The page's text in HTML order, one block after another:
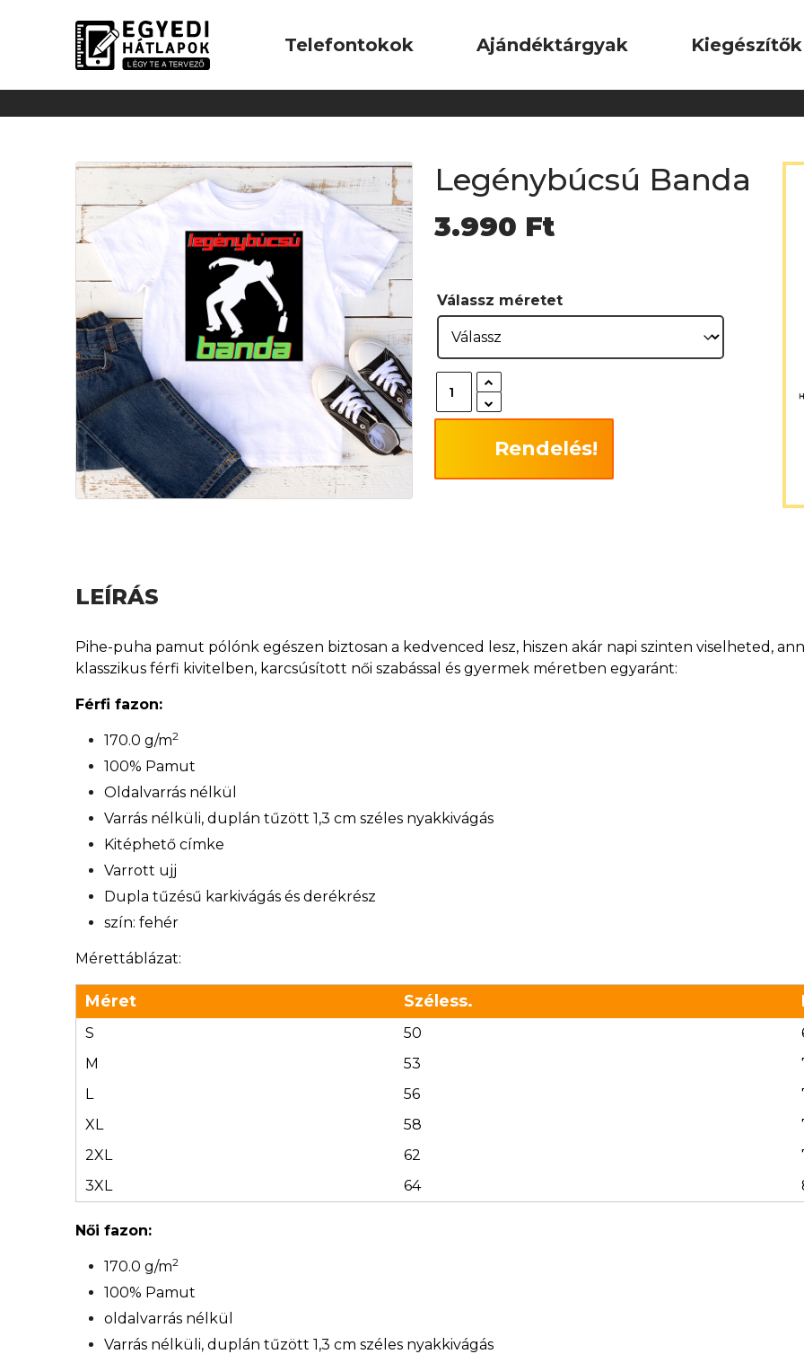
Telefontokok Ajándéktárgyak Kiegészítők
Legénybúcsú Banda
3.990 Ft
Válassz méretet
Rendelés!
LEÍRÁS
Pihe-puha pamut pólónk egészen biztosan a kedvenced lesz, hiszen akár napi szinten viselheted,
klasszikus férfi kivitelben, karcsúsított női szabással és gyermek méretben egyaránt:
Férfi fazon:
170.0 g/m2
100% Pamut
Oldalvarrás nélkül
Varrás nélküli, duplán tűzött 1,3 cm széles nyakkivágás
Kitéphető címke
Varrott ujj
Dupla tűzésű karkivágás és derékrész
szín: fehér
Mérettáblázat:
Méret Széless.
S 50
M
53
L
56
XL
58
2XL
62
3XL
64
Női fazon:
170.0 g/m2
100% Pamut
oldalvarrás nélkül
Varrás nélküli, duplán tűzött 1,3 cm széles nyakkivágás